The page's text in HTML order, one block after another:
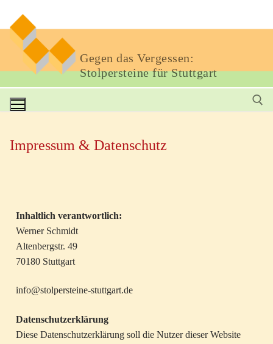
Gegen das Vergessen:
Stolpersteine für Stuttgart
Impressum & Datenschutz
Inhaltlich verantwortlich:
Werner Schmidt
Altenbergstr. 49
70180 Stuttgart
info@stolpersteine-stuttgart.de
Datenschutzerklärung
Diese Datenschutzerklärung soll die Nutzer dieser Website